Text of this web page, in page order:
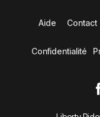
Aide Contact
Confidentialité